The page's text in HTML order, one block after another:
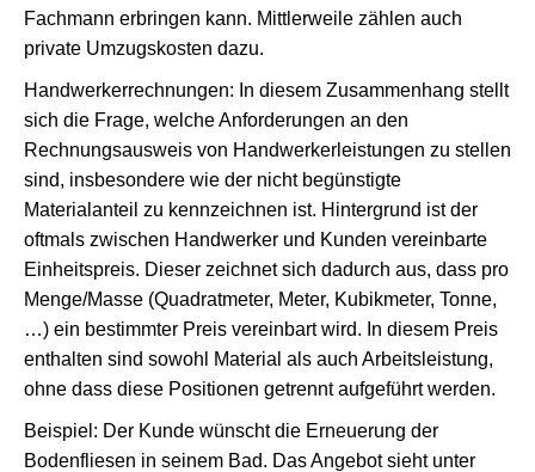
Fachmann erbringen kann. Mittlerweile zählen auch
private Umzugskosten dazu.
Handwerkerrechnungen: In diesem Zusammenhang stellt
sich die Frage, welche Anforderungen an den
Rechnungsausweis von Handwerkerleistungen zu stellen
sind, insbesondere wie der nicht begünstigte
Materialanteil zu kennzeichnen ist. Hintergrund ist der
oftmals zwischen Handwerker und Kunden vereinbarte
Einheitspreis. Dieser zeichnet sich dadurch aus, dass pro
Menge/Masse (Quadratmeter, Meter, Kubikmeter, Tonne,
…) ein bestimmter Preis vereinbart wird. In diesem Preis
enthalten sind sowohl Material als auch Arbeitsleistung,
ohne dass diese Positionen getrennt aufgeführt werden.
Beispiel: Der Kunde wünscht die Erneuerung der
Bodenfliesen in seinem Bad. Das Angebot sieht unter